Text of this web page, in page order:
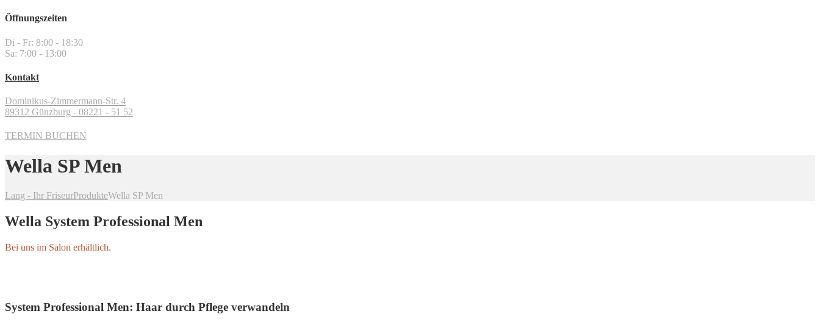
Öffnungszeiten
Di - Fr: 8:00 - 18:30
Sa: 7:00 - 13:00
Kontakt
Dominikus-Zimmermann-Str. 4
89312 Günzburg - 08221 - 51 52
TERMIN BUCHEN
Wella SP Men
Lang - Ihr FriseurProdukteWella SP Men
Wella System Professional Men
Bei uns im Salon erhältlich.
System Professional Men: Haar durch Pflege verwandeln